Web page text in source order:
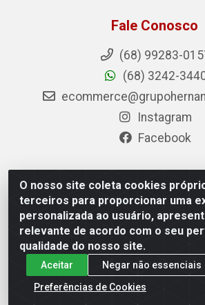
O nosso site coleta cookies
terceiros para proporcionar uma
personalizada ao usuário,
relevante de acordo com o seu
qualidade do nosso site.
Aceitar
Negar não essenciais
Preferências de Cookies
Fale Conosco
(68) 99283-
(68) 3242-
Instagram
Facebook
Hernandes - Atacado e
Transacreana, 2155 - Floresta Sul, Rio
69.912-290 - CNPJ 12.996.556/